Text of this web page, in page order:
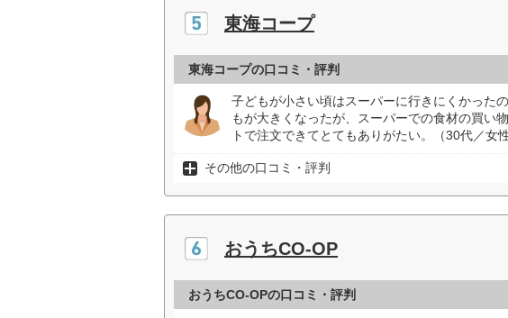
東海コープ
東海コープの口コミ・評判
子どもが小さい頃はスーパーに行きにくかった
もが大きくなったが、スーパーでの食材の買い
トで注文できてとてもありがたい。（30代／女性
その他の口コミ・評判
おうちCO-OP
おうちCO-OPの口コミ・評判